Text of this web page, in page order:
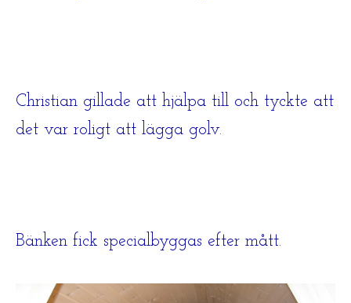
Christian gillade att hjälpa till och tyckte att
det var roligt att lägga golv.
Bänken fick specialbyggas efter mått.